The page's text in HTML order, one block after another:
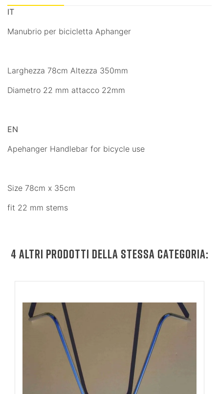
IT
Manubrio per bicicletta Aphanger
Larghezza 78cm Altezza 350mm
Diametro 22 mm attacco 22mm
EN
Apehanger Handlebar for bicycle use
Size 78cm x 35cm
fit 22 mm stems
4 ALTRI PRODOTTI DELLA STESSA CATEGORIA: